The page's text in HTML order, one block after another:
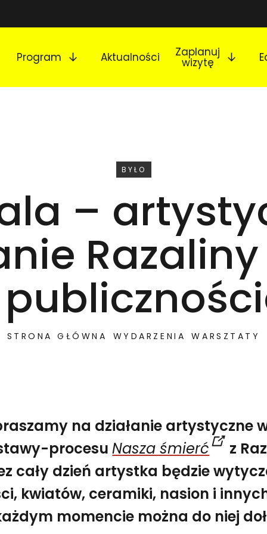
Program Aktualności Zaplanuj
wizytę
WYDARZENIE
BYŁO
–
STRONA GŁÓWNA WYDARZENIA WARSZTATY
procesu Nasza śmierć z Razaliną Bussel.
– artystyczne działanie Razaliny Busel z
na działanie artystyczne
procesuNasza śmierć
z
cały dzień artystka będzie
kwiatów, ceramiki, nasion i
momencie można do niej